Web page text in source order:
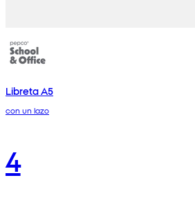
Libreta A5
con un lazo
4